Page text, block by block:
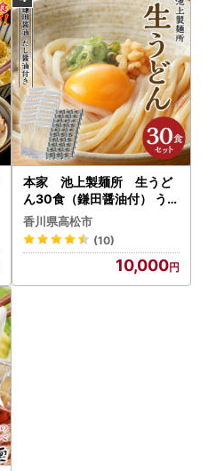
本家 池上製麺所 生うど
ん30食（鎌田醤油付） うど
ん
香川県高松市
(10)
10,000